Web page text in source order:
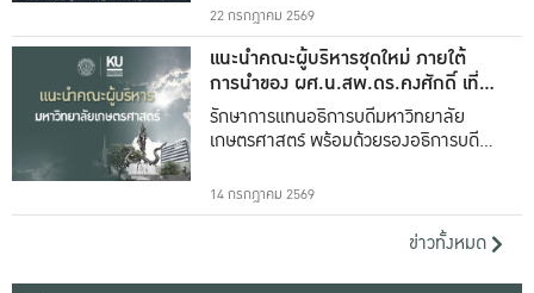
22 กรกฎาคม 2569
แนะนำคณะผู้บริหารชุดใหม่ ภายใต้
การนำของ ผศ.น.สพ.ดร.คงศักดิ์ เที่ยง
ธรรม
รักษาการแทนอธิการบดีมหาวิทยาลัย
เกษตรศาสตร์ พร้อมด้วยรองอธิการบดีทั้ง
14 กรกฎาคม 2569
ข่าวทั้งหมด